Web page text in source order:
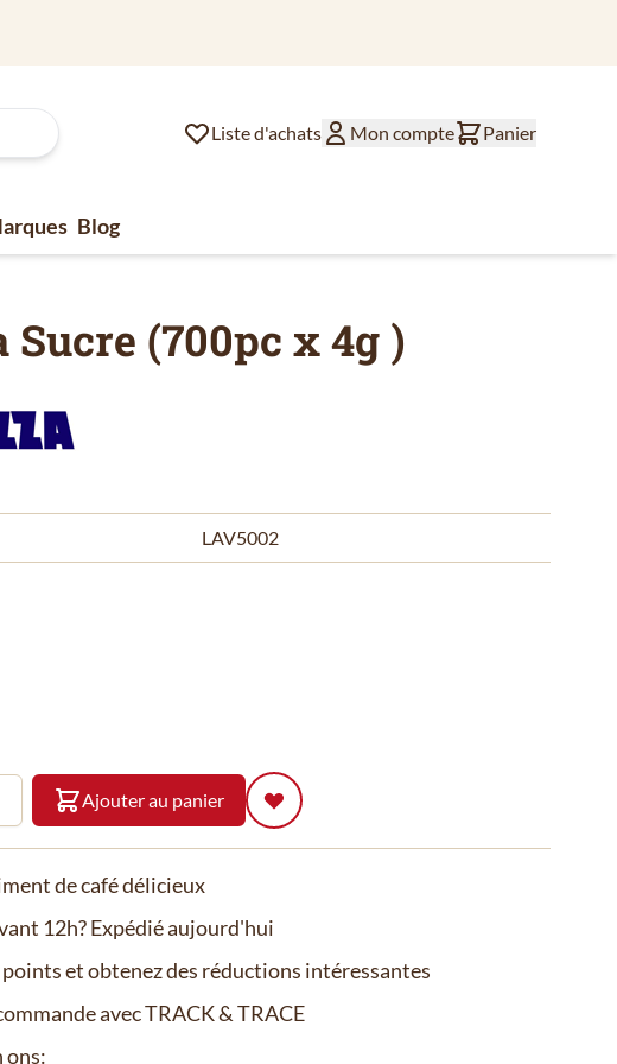
Liste d'achats Mon compte Panier
- Chocolat
for Accessoires de café
submenu for Divers
Blog
Sucre (700pc x 4g )
LAV5002
Ajouter au panier
de café délicieux
12h? Expédié aujourd'hui
et obtenez des réductions intéressantes
avec TRACK & TRACE
ons: